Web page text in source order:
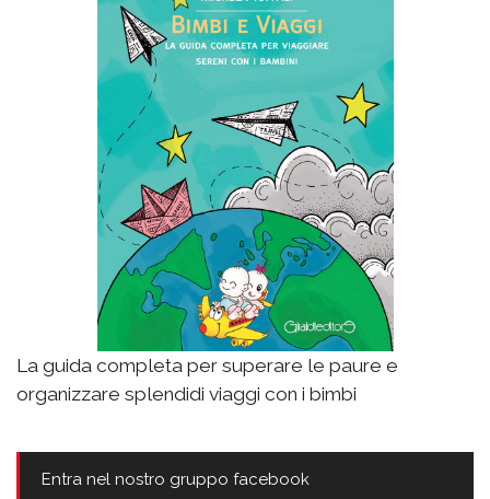
La guida completa per superare le paure e
organizzare splendidi viaggi con i bimbi
Entra nel nostro gruppo facebook